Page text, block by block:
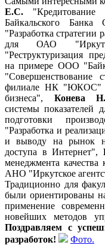
Е.С. "Кредитование
Байкальского
"Разработка
для ОАО
"Реструктуризация
на примере ООО
"Совершенствование
филиале НК "ЮКОС" с
бизнеса", Конева
системы показателей
подготовки
"Разработка и
и выводу на рынок
доступа в Интернет",
менеджмента
АНО "Иркутское
Традиционно для
были ориентированы
применение
новейших методов
Поздравляем с
разработок!
Фото.